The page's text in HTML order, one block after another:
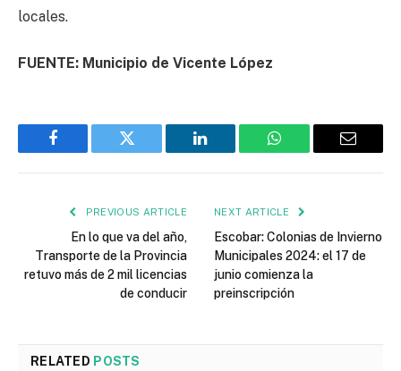
locales.
FUENTE: Municipio de Vicente López
Facebook Twitter LinkedIn WhatsApp Email
PREVIOUS ARTICLE
En lo que va del año,
Transporte de la Provincia
retuvo más de 2 mil licencias
de conducir
NEXT ARTICLE
Escobar: Colonias de Invierno
Municipales 2024: el 17 de
junio comienza la
preinscripción
RELATED POSTS